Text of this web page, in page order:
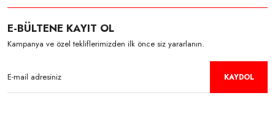
E-BÜLTENE KAYIT OL
Kampanya ve özel tekliflerimizden ilk önce siz yararlanın.
KAYDOL